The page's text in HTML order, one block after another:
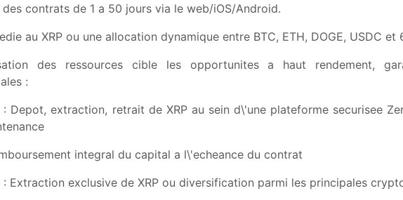
contrats de 1 a 50 jours via le web/iOS/Android.
au XRP ou une allocation dynamique entre BTC, ETH, DOGE, USDC et
des ressources cible les opportunites a haut rendement,
:
: Depot, extraction, retrait de XRP au sein d\'une plateforme securisee
integral du capital a l\'echeance du contrat
Extraction exclusive de XRP ou diversification parmi les principales